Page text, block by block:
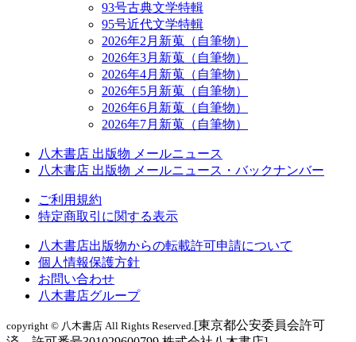
93号古典文学特輯
95号近代文学特輯
2026年2月新蒐（自筆物）
2026年3月新蒐（自筆物）
2026年4月新蒐（自筆物）
2026年5月新蒐（自筆物）
2026年6月新蒐（自筆物）
2026年7月新蒐（自筆物）
八木書店 出版物 メールニュース
八木書店 出版物 メールニュース・バックナンバー
ご利用規約
特定商取引に関する表示
八木書店出版物からの転載許可申請について
個人情報保護方針
お問い合わせ
八木書店グループ
copyright © 八木書店 All Rights Reserved.[東京都公安委員会許可